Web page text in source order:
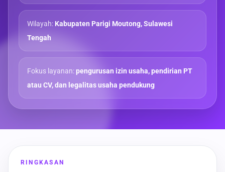
Wilayah: Kabupaten Parigi Moutong, Sulawesi
Tengah
Fokus layanan:pengurusan izin usaha, pendirian PT
atau CV, dan legalitas usaha pendukung
RINGKASAN